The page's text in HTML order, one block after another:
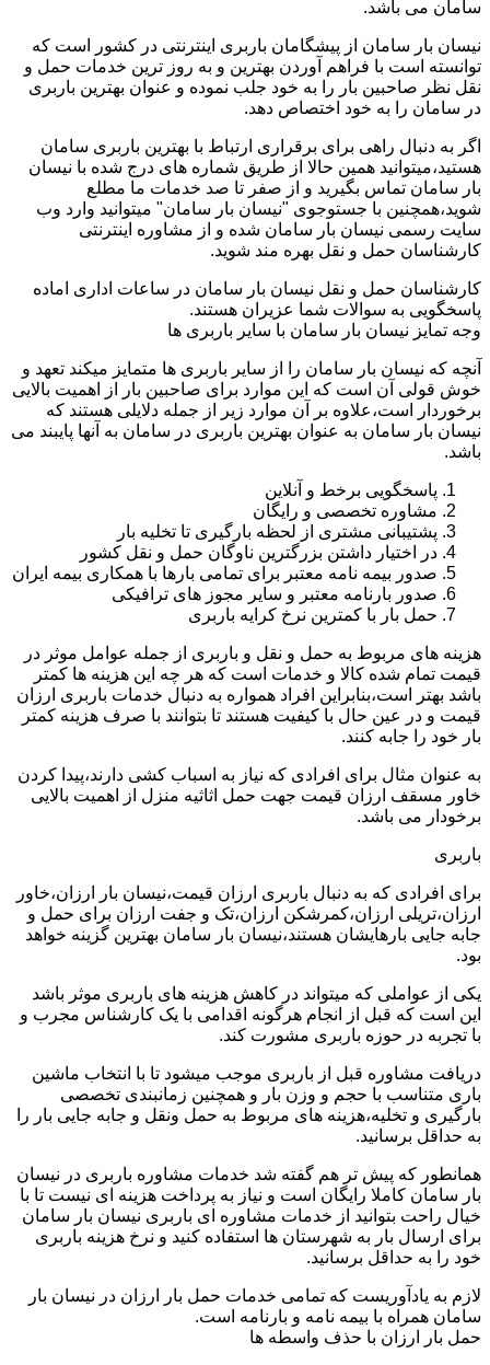
سامان می باشد.
نیسان بار سامان از پیشگامان باربری اینترنتی در کشور است که
توانسته است با فراهم آوردن بهترین و به روز ترین خدمات حمل و
نقل نظر صاحبین بار را به خود جلب نموده و عنوان بهترین باربری
در سامان را به خود اختصاص دهد.
اگر به دنبال راهی برای برقراری ارتباط با بهترین باربری سامان
هستید،میتوانید همین حالا از طریق شماره های درج شده با نیسان
بار سامان تماس بگیرید و از صفر تا صد خدمات ما مطلع
شوید،همچنین با جستوجوی "نیسان بار سامان" میتوانید وارد وب
سایت رسمی نیسان بار سامان شده و از مشاوره اینترنتی
کارشناسان حمل و نقل بهره مند شوید.
کارشناسان حمل و نقل نیسان بار سامان در ساعات اداری اماده
پاسخگویی به سوالات شما عزیران هستند.
وجه تمایز نیسان بار سامان با سایر باربری ها
آنچه که نیسان بار سامان را از سایر باربری ها متمایز میکند تعهد و
خوش قولی آن است که این موارد برای صاحبین بار از اهمیت بالایی
برخوردار است،علاوه بر آن موارد زیر از جمله دلایلی هستند که
نیسان بار سامان به عنوان بهترین باربری در سامان به آنها پایبند می
باشد.
پاسخگویی برخط و آنلاین
مشاوره تخصصی و رایگان
پشتیبانی مشتری از لحظه بارگیری تا تخلیه بار
در اختیار داشتن بزرگترین ناوگان حمل و نقل کشور
صدور بیمه نامه معتبر برای تمامی بارها با همکاری بیمه ایران
صدور بارنامه معتبر و سایر مجوز های ترافیکی
حمل بار با کمترین نرخ کرایه باربری
هزینه های مربوط به حمل و نقل و باربری از جمله عوامل موثر در
قیمت تمام شده کالا و خدمات است که هر چه این هزینه ها کمتر
باشد بهتر است،بنابراین افراد همواره به دنبال خدمات باربری ارزان
قیمت و در عین حال با کیفیت هستند تا بتوانند با صرف هزینه کمتر
بار خود را جابه کنند.
به عنوان مثال برای افرادی که نیاز به اسباب کشی دارند،پیدا کردن
خاور مسقف ارزان قیمت جهت حمل اثاثیه منزل از اهمیت بالایی
برخودار می باشد.
باربری
برای افرادی که به دنبال باربری ارزان قیمت،نیسان بار ارزان،خاور
ارزان،تریلی ارزان،کمرشکن ارزان،تک و جفت ارزان برای حمل و
جابه جایی بارهایشان هستند،نیسان بار سامان بهترین گزینه خواهد
بود.
یکی از عواملی که میتواند در کاهش هزینه های باربری موثر باشد
این است که قبل از انجام هرگونه اقدامی با یک کارشناس مجرب و
با تجربه در حوزه باربری مشورت کند.
دریافت مشاوره قبل از باربری موجب میشود تا با انتخاب ماشین
باری متناسب با حجم و وزن بار و همچنین زمانبندی تخصصی
بارگیری و تخلیه،هزینه های مربوط به حمل ونقل و جابه جایی بار را
به حداقل برسانید.
همانطور که پیش تر هم گفته شد خدمات مشاوره باربری در نیسان
بار سامان کاملا رایگان است و نیاز به پرداخت هزینه ای نیست تا با
خیال راحت بتوانید از خدمات مشاوره ای باربری نیسان بار سامان
برای ارسال بار به شهرستان ها استفاده کنید و نرخ هزینه باربری
خود را به حداقل برسانید.
لازم به یادآوریست که تمامی خدمات حمل بار ارزان در نیسان بار
سامان همراه با بیمه نامه و بارنامه است.
حمل بار ارزان با حذف واسطه ها